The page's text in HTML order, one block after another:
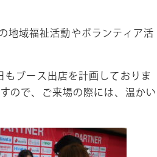
地域福祉活動やボランティア活
ブース出店を計画しておりま
ので、ご来場の際には、温かい